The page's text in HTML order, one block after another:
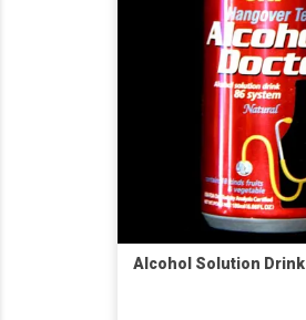
Alcohol Solution Drink